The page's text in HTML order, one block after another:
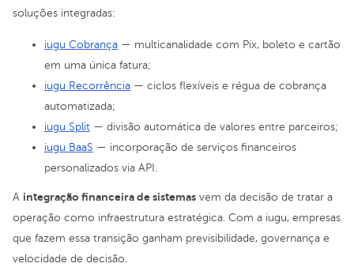
soluções integradas:
iugu Cobrança — multicanalidade com Pix, boleto e cartão
em uma única fatura;
iugu Recorrência — ciclos flexíveis e régua de cobrança
automatizada;
iugu Split — divisão automática de valores entre parceiros;
iugu BaaS — incorporação de serviços financeiros
personalizados via API.
A integração financeira de sistemas vem da decisão de tratar a
operação como infraestrutura estratégica. Com a iugu, empresas
que fazem essa transição ganham previsibilidade, governança e
velocidade de decisão.